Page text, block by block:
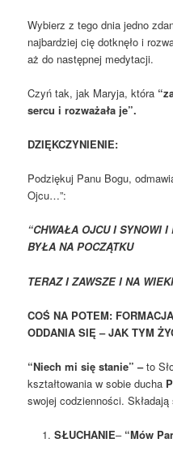
Wybierz z tego dnia jedno
najbardziej cię dotknęło i
aż do następnej medytacji.
Czyń tak, jak Maryja, która
sercu i rozważała je”.
DZIĘKCZYNIENIE:
Podziękuj Panu Bogu,
Ojcu…”:
“CHWAŁA OJCU I SYNOWI
BYŁA NA POCZĄTKU
TERAZ I ZAWSZE I NA
COŚ NA POTEM:
ODDANIA SIĘ – JAK TYM
“Niech mi się stanie” –to
kształtowania w sobie ducha
swojej codzienności.
SŁUCHANIE– “Mów